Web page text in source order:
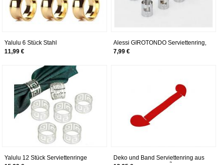
Yalulu 6 Stück Stahl
Serviettenringe Servietten Halter
Hochzeits Hotel Weihnachten
Dekoration Tischdeko (Gold)
11,99 €
Alessi GIROTONDO Serviettenring,
durchbrochen aus Edelstahl
7,99 €
Yalulu 12 Stück Serviettenringe
Deko und Band Serviettenring aus